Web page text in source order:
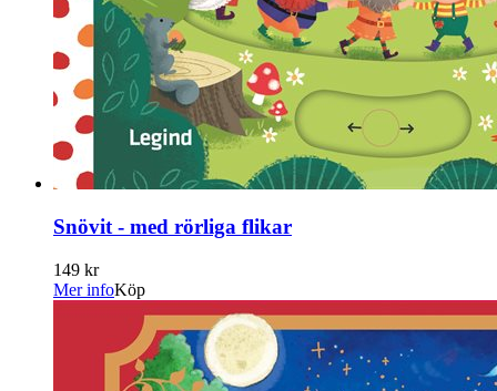
Snövit - med rörliga flikar
149 kr
Mer infoKöp